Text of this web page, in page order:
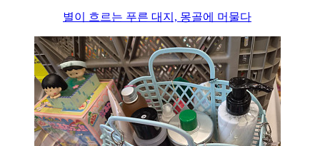
별이 흐르는 푸른 대지, 몽골에 머물다